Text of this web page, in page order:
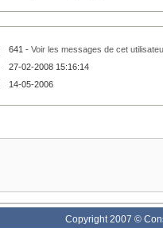
641 - Voir les messages de cet
27-02-2008 15:16:14
14-05-2006
Copyright 2007 ©